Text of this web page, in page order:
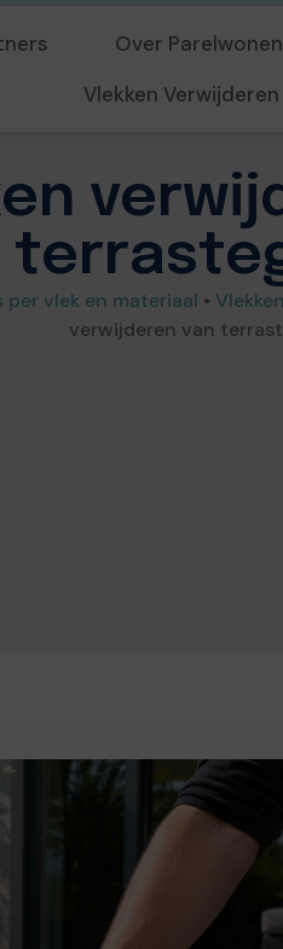
Over Parelwonen
Vlekken Verwijderen
vlek en materiaal •
verwijderen van